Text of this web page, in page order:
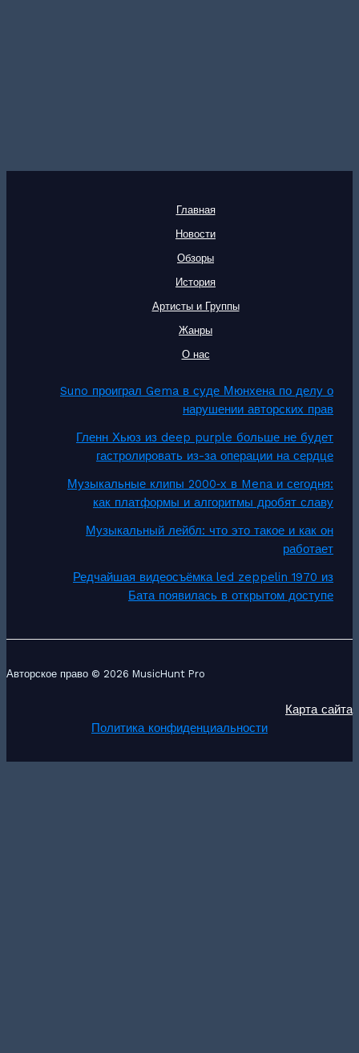
Главная
Новости
Обзоры
История
Артисты и Группы
Жанры
О нас
Suno проиграл Gema в суде Мюнхена по делу о
нарушении авторских прав
Гленн Хьюз из deep purple больше не будет
гастролировать из-за операции на сердце
Музыкальные клипы 2000‑х в Mena и сегодня:
как платформы и алгоритмы дробят славу
Музыкальный лейбл: что это такое и как он
работает
Редчайшая видеосъёмка led zeppelin 1970 из
Бата появилась в открытом доступе
Авторское право © 2026 MusicHunt Pro
Карта сайта
Политика конфиденциальности